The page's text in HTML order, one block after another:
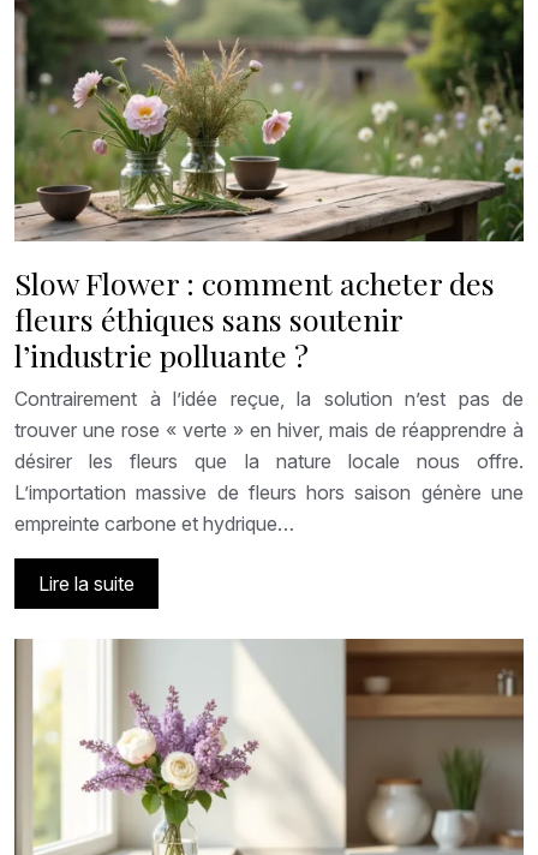
Slow Flower : comment acheter des
fleurs éthiques sans soutenir
l’industrie polluante ?
Contrairement à l’idée reçue, la solution n’est pas de
trouver une rose « verte » en hiver, mais de réapprendre à
désirer les fleurs que la nature locale nous offre.
L’importation massive de fleurs hors saison génère une
empreinte carbone et hydrique…
Lire la suite